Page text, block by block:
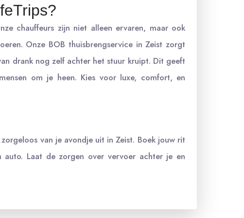
chauffeurs zijn niet alleen ervaren, maar ook
Onze BOB thuisbrengservice in Zeist zorgt
drank nog zelf achter het stuur kruipt. Dit geeft
om je heen. Kies voor luxe, comfort, en
van je avondje uit in Zeist. Boek jouw rit
Laat de zorgen over vervoer achter je en